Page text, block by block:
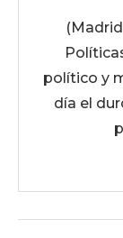
político y
día el